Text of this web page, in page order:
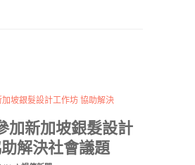
加新加坡銀髮設計
解決社會議題